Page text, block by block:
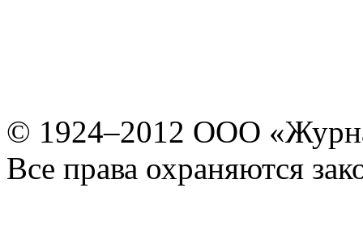
© 1924–2012 ООО
Все права охраняются